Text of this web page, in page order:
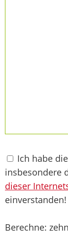
Ich habe die
insbesondere
dieser
einverstanden!
Berechne: